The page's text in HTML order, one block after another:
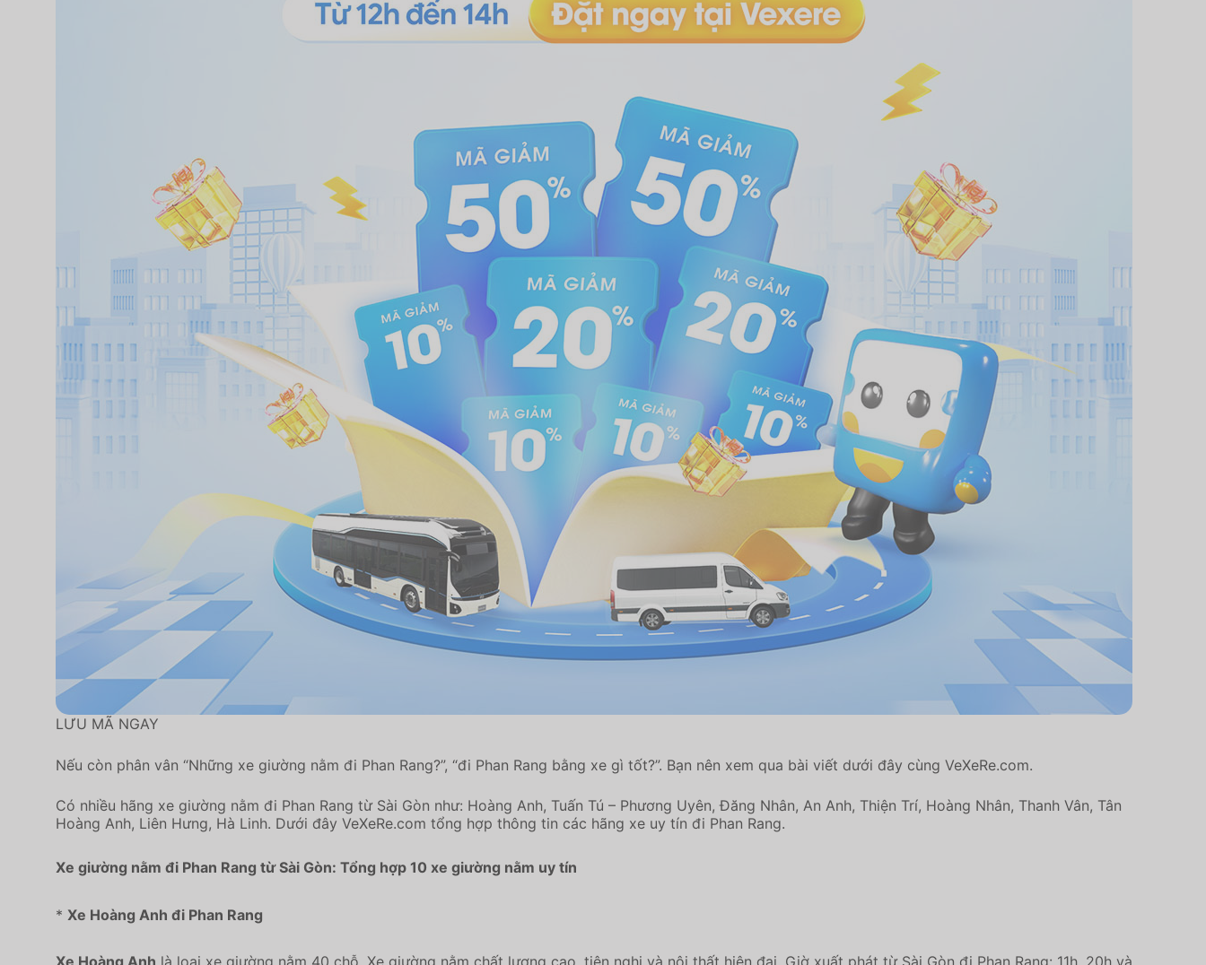
LƯU MÃ NGAY
Nếu còn phân vân “Những xe giường nằm đi Phan Rang?”, “đi Phan Rang bằng xe gì tốt?”. Bạn nên xem qua bài viết dưới đây cùng VeXeRe.com.
Có nhiều hãng xe giường nằm đi Phan Rang từ Sài Gòn như: Hoàng Anh, Tuấn Tú – Phương Uyên, Đăng Nhân, An Anh, Thiện Trí, Hoàng Nhân, Thanh Vân, Tân
Hoàng Anh, Liên Hưng, Hà Linh. Dưới đây VeXeRe.com tổng hợp thông tin các hãng xe uy tín đi Phan Rang.
Xe giường nằm đi Phan Rang từ Sài Gòn: Tổng hợp 10 xe giường nằm uy tín
* Xe Hoàng Anh đi Phan Rang